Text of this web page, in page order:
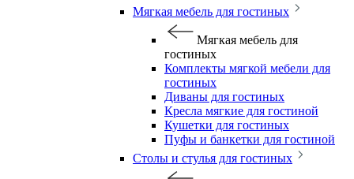
Мягкая мебель для гостиных
Мягкая мебель для
гостиных
Комплекты мягкой мебели для
гостиных
Диваны для гостиных
Кресла мягкие для гостиной
Кушетки для гостиных
Пуфы и банкетки для гостиной
Столы и стулья для гостиных